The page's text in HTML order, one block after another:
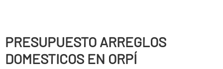
PRESUPUESTO ARREGLOS
DOMESTICOS EN ORPÍ